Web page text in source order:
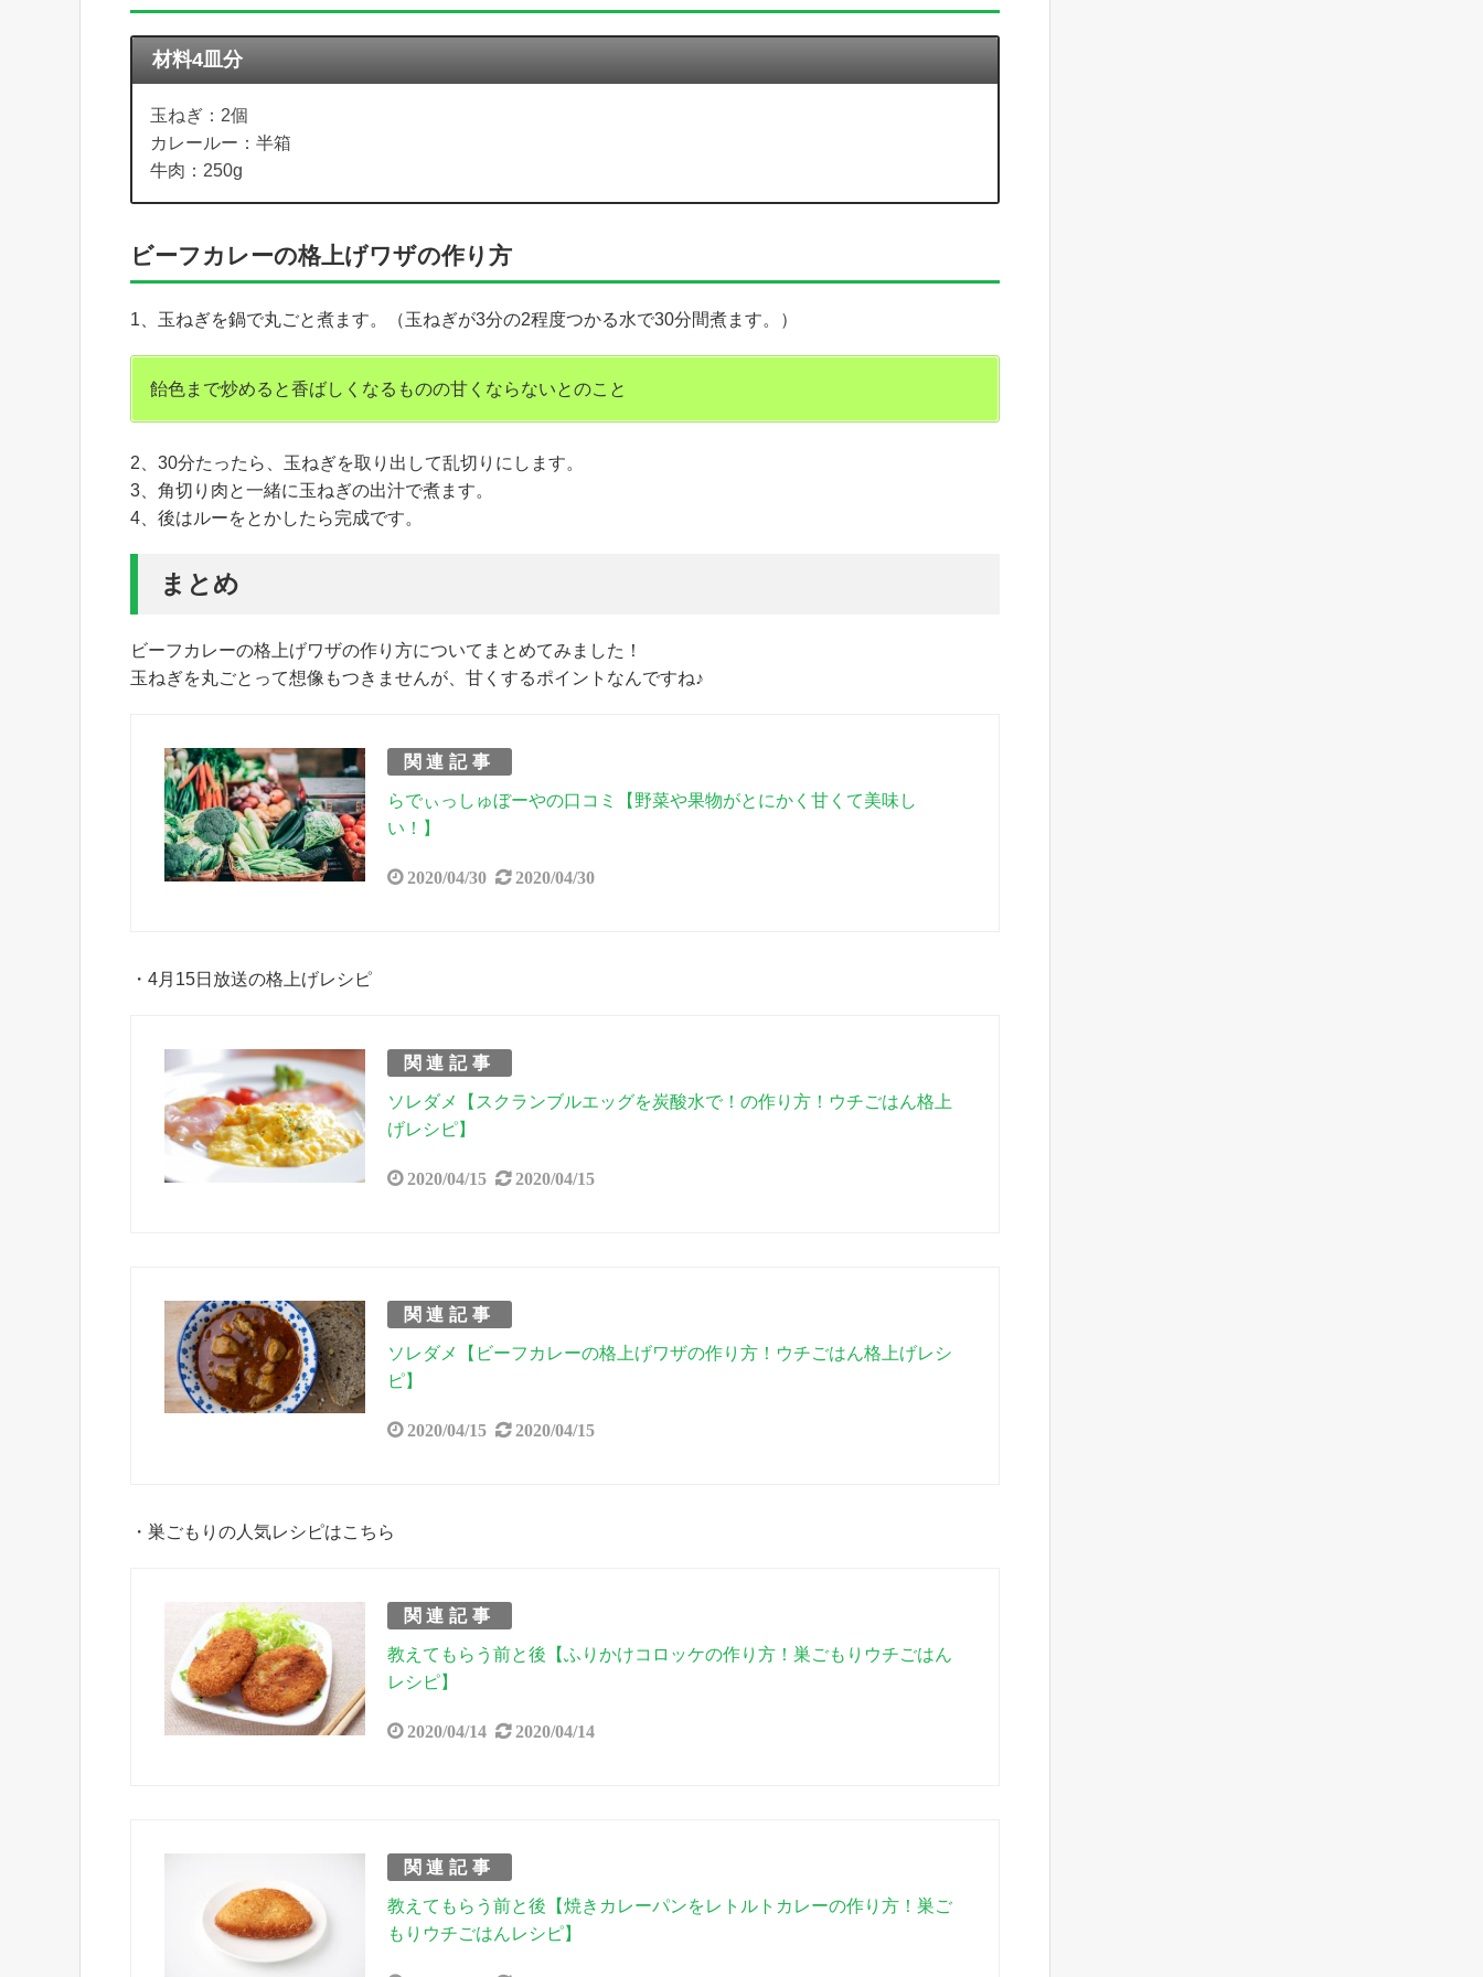
材料4皿分
玉ねぎ：2個
カレールー：半箱
牛肉：250g
ビーフカレーの格上げワザの作り方
1、玉ねぎを鍋で丸ごと煮ます。（玉ねぎが3分の2程度つかる水で30分間煮ます。）
飴色まで炒めると香ばしくなるものの甘くならないとのこと
2、30分たったら、玉ねぎを取り出して乱切りにします。
3、角切り肉と一緒に玉ねぎの出汁で煮ます。
4、後はルーをとかしたら完成です。
まとめ
ビーフカレーの格上げワザの作り方についてまとめてみました！
玉ねぎを丸ごとって想像もつきませんが、甘くするポイントなんですね♪
関連記事
らでぃっしゅぼーやの口コミ【野菜や果物がとにかく甘くて美味し
い！】
2020/04/30 2020/04/30
・4月15日放送の格上げレシピ
関連記事
ソレダメ【スクランブルエッグを炭酸水で！の作り方！ウチごはん格上
げレシピ】
2020/04/15 2020/04/15
関連記事
ソレダメ【ビーフカレーの格上げワザの作り方！ウチごはん格上げレシ
ピ】
2020/04/15 2020/04/15
・巣ごもりの人気レシピはこちら
関連記事
教えてもらう前と後【ふりかけコロッケの作り方！巣ごもりウチごはん
レシピ】
2020/04/14 2020/04/14
関連記事
教えてもらう前と後【焼きカレーパンをレトルトカレーの作り方！巣ご
もりウチごはんレシピ】